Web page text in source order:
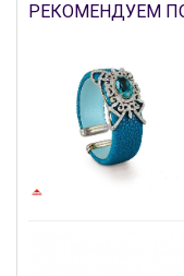
РЕКОМЕНДУЕМ